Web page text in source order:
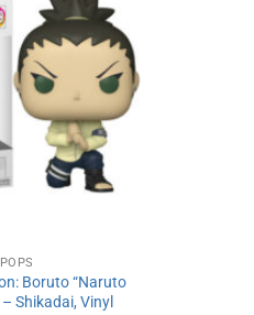
Boruto “Naruto
Shikadai, Vinyl